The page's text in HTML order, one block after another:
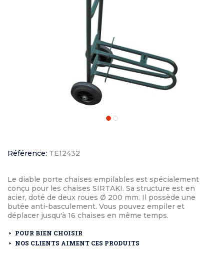
Référence: TE12432
Le diable porte chaises empilables est spécialement
conçu pour les chaises SIRTAKI. Sa structure est en
acier, doté de deux roues Ø 200 mm. Il possède une
butée anti-basculement. Vous pouvez empiler et
déplacer jusqu'à 16 chaises en même temps.
POUR BIEN CHOISIR
NOS CLIENTS AIMENT CES PRODUITS